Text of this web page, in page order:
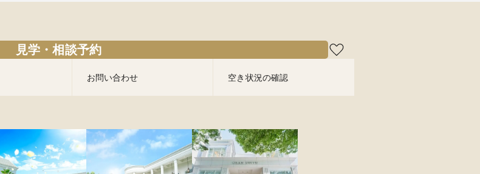
見学・相談予約
お問い合わせ 空き状況の確認